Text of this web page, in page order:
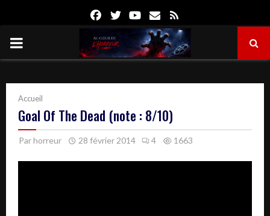
FacebookTwitterYoutube
Email
PRIMARY
Accueil
Goal Of The Dead (note : 8/10)
Parhorreur 28 février 2014 4 1663